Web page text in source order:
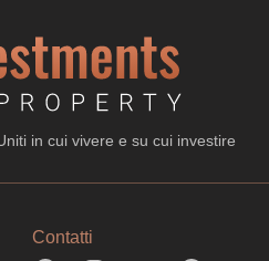
in cui vivere e su cui investire
Contatti